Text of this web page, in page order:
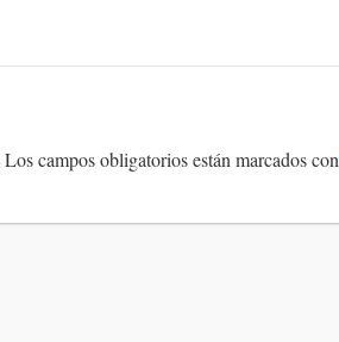
Los campos obligatorios están marcados con